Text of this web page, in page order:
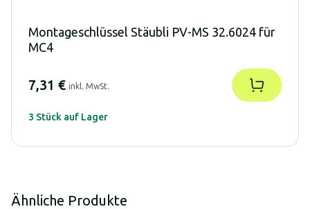
Montageschlüssel Stäubli PV-MS 32.6024 für
MC4
7,31 € inkl. MwSt.
3 Stück auf Lager
Ähnliche Produkte